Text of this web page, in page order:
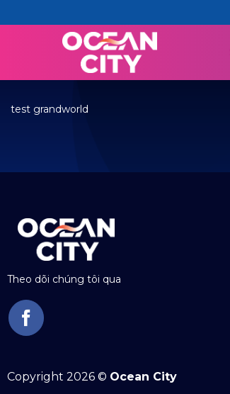
to
test grandworld
Theo dõi chúng tôi qua
Copyright 2026 © Ocean City